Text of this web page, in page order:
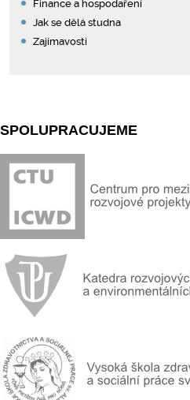
Finance a hospodaření
Jak se dělá studna
Zajímavosti
SPOLUPRACUJEME